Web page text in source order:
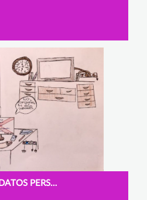
NO COMPARTAS TUS DATOS PERSONALES